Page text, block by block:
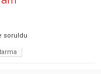
soruldu